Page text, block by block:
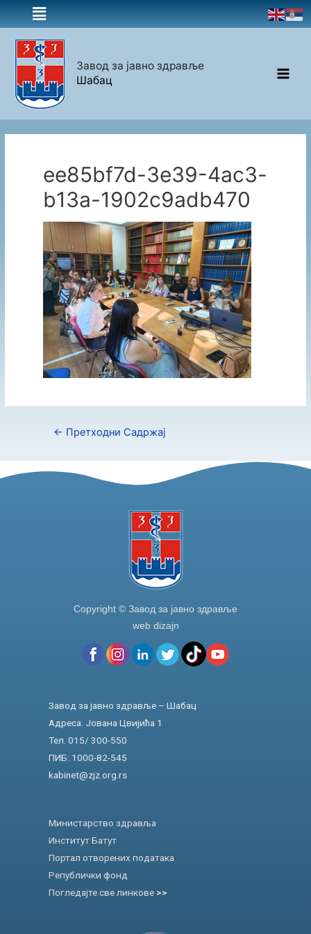
Завод за јавно здравље
Шабац
ee85bf7d-3e39-4ac3-
b13a-1902c9adb470
← Претходни Садржај
Copyright © Завод за јавно здравље
web dizajn
Завод за јавно здравље – Шабац
Адреса: Јована Цвијића 1
Тел. 015/ 300-550
ПИБ: 1000-82-545
kabinet@zjz.org.rs
Министарство здравља
Институт Батут
Портал отворених података
Републички фонд
Погледајте све линкове >>